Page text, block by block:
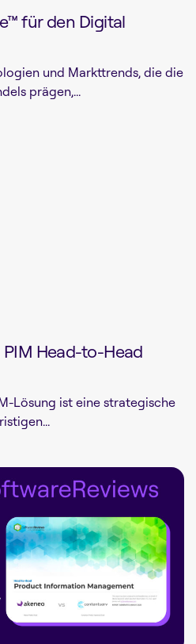
für den Digital
und Markttrends, die die
prägen,...
Head-to-Head
Lösung ist eine strategische